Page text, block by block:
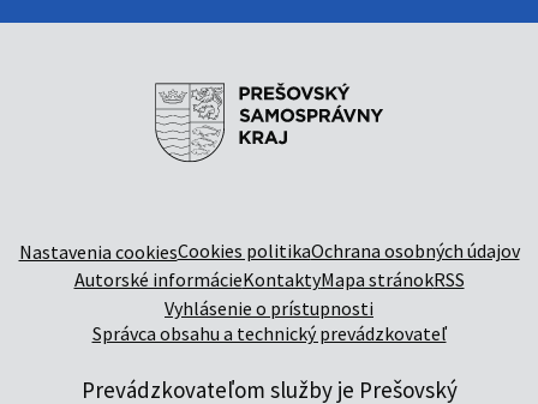
Nastavenia cookiesCookies politikaOchrana osobných údajov
Autorské informácieKontaktyMapa stránokRSS
Vyhlásenie o prístupnosti
Správca obsahu a technický prevádzkovateľ
Prevádzkovateľom služby je Prešovský